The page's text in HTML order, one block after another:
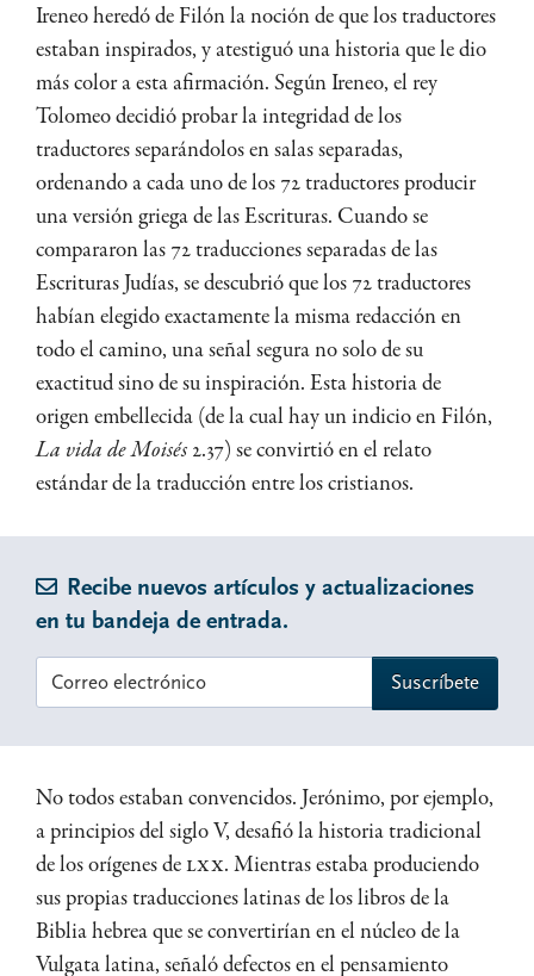
Ireneo heredó de Filón la noción de que los traductores
estaban inspirados, y atestiguó una historia que le dio
más color a esta afirmación. Según Ireneo, el rey
Tolomeo decidió probar la integridad de los
traductores separándolos en salas separadas,
ordenando a cada uno de los 72 traductores producir
una versión griega de las Escrituras. Cuando se
compararon las 72 traducciones separadas de las
Escrituras Judías, se descubrió que los 72 traductores
habían elegido exactamente la misma redacción en
todo el camino, una señal segura no solo de su
exactitud sino de su inspiración. Esta historia de
origen embellecida (de la cual hay un indicio en Filón,
La vida de Moisés2.37) se convirtió en el relato
estándar de la traducción entre los cristianos.
Recibe nuevos artículos y actualizaciones
en tu bandeja de entrada.
No todos estaban convencidos. Jerónimo, por ejemplo,
a principios del siglo V, desafió la historia tradicional
de los orígenes deLXX. Mientras estaba produciendo
sus propias traducciones latinas de los libros de la
Biblia hebrea que se convertirían en el núcleo de la
Vulgata latina, señaló defectos en el pensamiento